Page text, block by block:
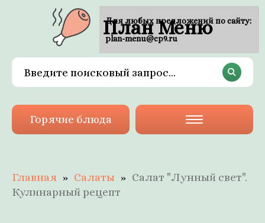
План Меню
Горячие блюда
Главная Салаты
Салат "Лунный свет".
Кулинарный рецепт
Для любых предложений по сайту:
plan-menu@cp9.ru